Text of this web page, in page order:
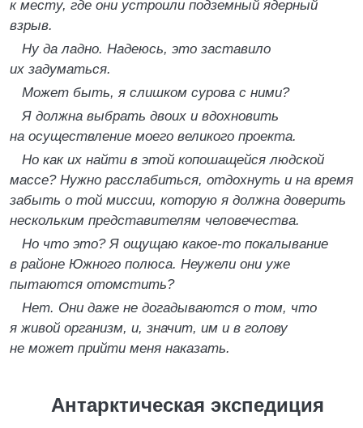
к месту, где они устроили подземный ядерный
взрыв.
Ну да ладно. Надеюсь, это заставило
их задуматься.
Может быть, я слишком сурова с ними?
Я должна выбрать двоих и вдохновить
на осуществление моего великого проекта.
Но как их найти в этой копошащейся людской
массе? Нужно расслабиться, отдохнуть и на время
забыть о той миссии, которую я должна доверить
нескольким представителям человечества.
Но что это? Я ощущаю какое-то покалывание
в районе Южного полюса. Неужели они уже
пытаются отомстить?
Нет. Они даже не догадываются о том, что
я живой организм, и, значит, им и в голову
не может прийти меня наказать.
Антарктическая экспедиция